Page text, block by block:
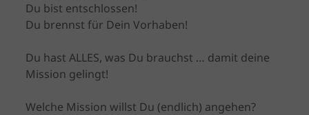
Du bist entschlossen!
Du brennst für Dein Vorhaben!
Du hast ALLES, was Du brauchst … damit deine
Mission gelingt!
Welche Mission willst Du (endlich) angehen?